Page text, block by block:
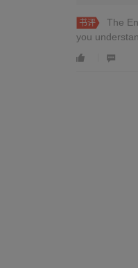
书评
The
you